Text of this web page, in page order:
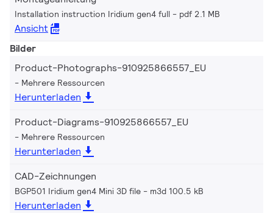
Installation instruction Iridium gen4 full pdf 2.1 MB
Ansicht
Bilder
Product-Photographs-910925866557_EU
Mehrere Ressourcen
Herunterladen
Product-Diagrams-910925866557_EU
Mehrere Ressourcen
Herunterladen
CAD-Zeichnungen
BGP501 Iridium gen4 Mini 3D file m3d 100.5 kB
Herunterladen